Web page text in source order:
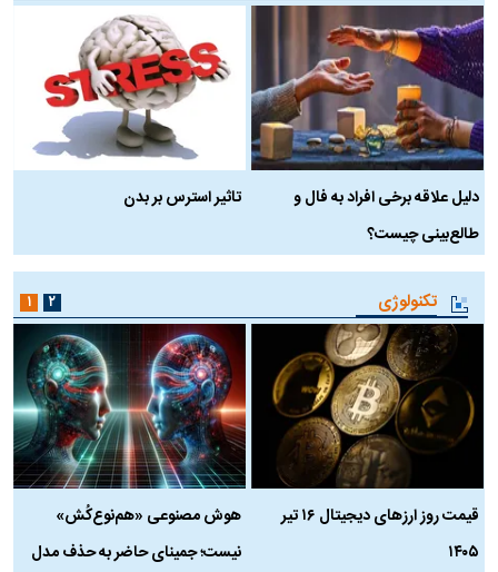
دلیل علاقه برخی افراد به فال و
طالع‌بینی چیست؟
تاثیر استرس بر بدن
تکنولوژی
قیمت روز ارز‌های دیجیتال ۱۶ تیر
۱۴۰۵
هوش مصنوعی «هم‌نوع‌کُش»
نیست؛ جمینای حاضر به حذف مدل
۱ ۲